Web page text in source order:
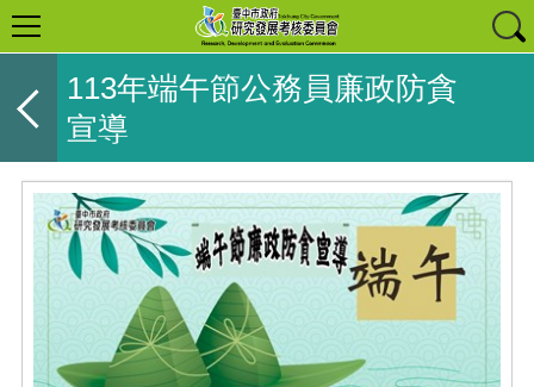
113年端午節公務員廉政防貪
宣導